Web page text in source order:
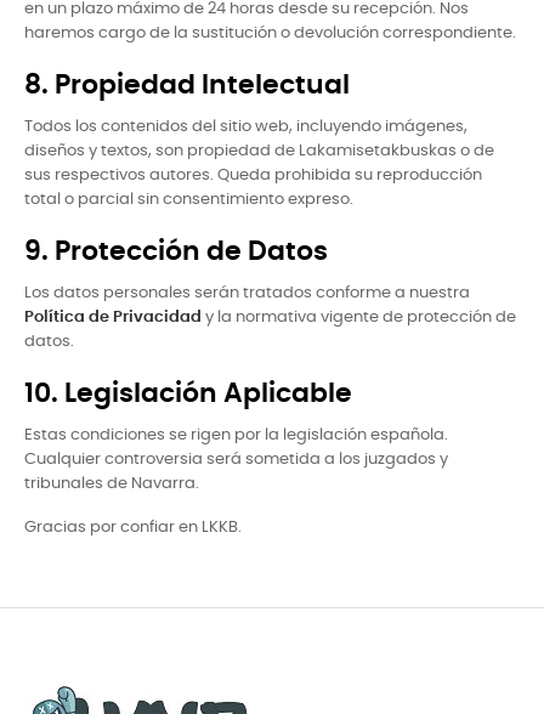
en un plazo máximo de 24 horas desde su recepción. Nos
haremos cargo de la sustitución o devolución correspondiente.
8. Propiedad Intelectual
Todos los contenidos del sitio web, incluyendo imágenes,
diseños y textos, son propiedad de Lakamisetakbuskas o de
sus respectivos autores. Queda prohibida su reproducción
total o parcial sin consentimiento expreso.
9. Protección de Datos
Los datos personales serán tratados conforme a nuestra
Política de Privacidad y la normativa vigente de protección de
datos.
10. Legislación Aplicable
Estas condiciones se rigen por la legislación española.
Cualquier controversia será sometida a los juzgados y
tribunales de Navarra.
Gracias por confiar en LKKB.